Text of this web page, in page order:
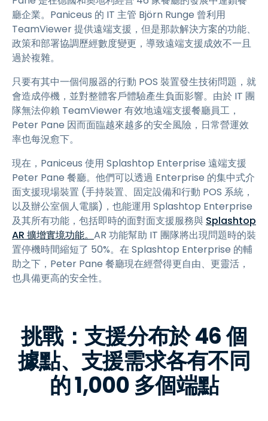
廳企業。Paniceus 的 IT 主管 Björn Runge 曾利用
TeamViewer 提供遠端支援，但是那款解決方案的功能、
政策和部署協調歷經數度變更，導致遠端支援成效不一且
過於複雜。
只要有其中一個伺服器的行動 POS 裝置發生技術問題，就
會造成停機，並對整體客戶體驗產生負面影響。由於 IT 團
隊無法仰賴 TeamViewer 有效地遠端支援餐廳員工，
Peter Pane 因而面臨越來越多的安全風險，日常營運效
率也每況愈下。
現在，Paniceus 使用 Splashtop Enterprise 遠端支援
Peter Pane 餐廳。他們可以透過 Enterprise 的集中式介
面支援現場裝置 (手持裝置、固定設備和行動 POS 系統，
以及辦公室個人電腦)，也能運用 Splashtop Enterprise
及其所有功能，包括即時的面對面支援服務與 Splashtop
AR 擴增實境功能。 AR 功能幫助 IT 團隊將出現問題時的裝
置停機時間縮短了 50%。在 Splashtop Enterprise 的輔
助之下，Peter Pane 餐廳現在經營得更自由、更靈活，
也具備更高的安全性。
挑戰：支援分布於 46 個
據點、支援需求各有不同
的 1,000 多個端點